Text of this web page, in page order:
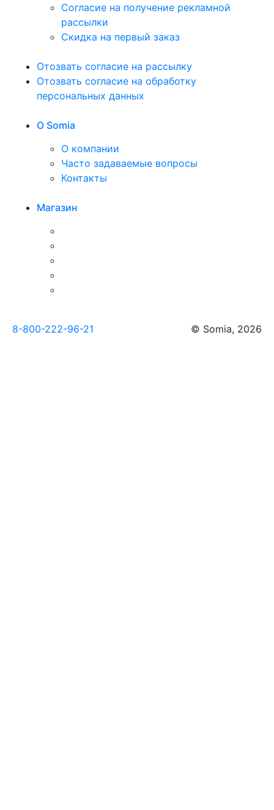
Согласие на получение рекламной
рассылки
Скидка на первый заказ
Отозвать согласие на рассылку
Отозвать согласие на обработку
персональных данных
O Somia
О компании
Часто задаваемые вопросы
Контакты
Магазин
8-800-222-96-21 © Somia, 2026